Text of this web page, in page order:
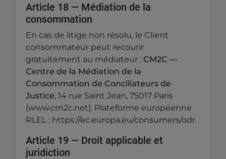
Article 18 — Médiation de la
consommation
En cas de litige non résolu, le Client
consommateur peut recourir
gratuitement au médiateur : CM2C —
Centre de la Médiation de la
Consommation de Conciliateurs de
Justice, 14 rue Saint Jean, 75017 Paris
(www.cm2c.net). Plateforme européenne
RLEL : https://ec.europa.eu/consumers/odr.
Article 19 — Droit applicable et
juridiction